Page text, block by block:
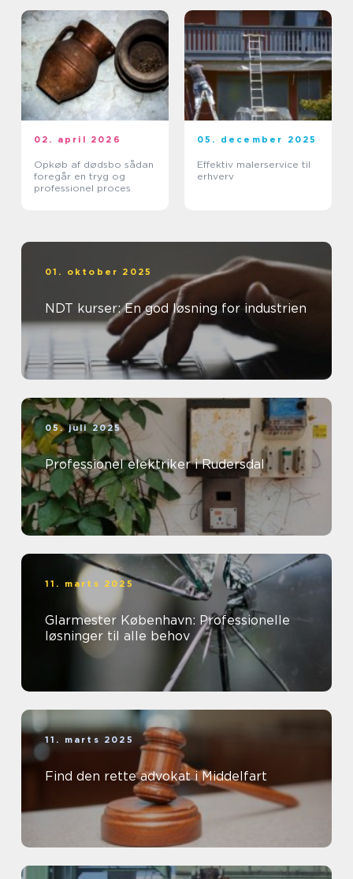
02. april 2026
Opkøb af dødsbo sådan
foregår en tryg og
professionel proces
05. december 2025
Effektiv malerservice til
erhverv
01. oktober 2025
NDT kurser: En god løsning for industrien
05. juli 2025
Professionel elektriker i Rudersdal
11. marts 2025
Glarmester København: Professionelle
løsninger til alle behov
11. marts 2025
Find den rette advokat i Middelfart